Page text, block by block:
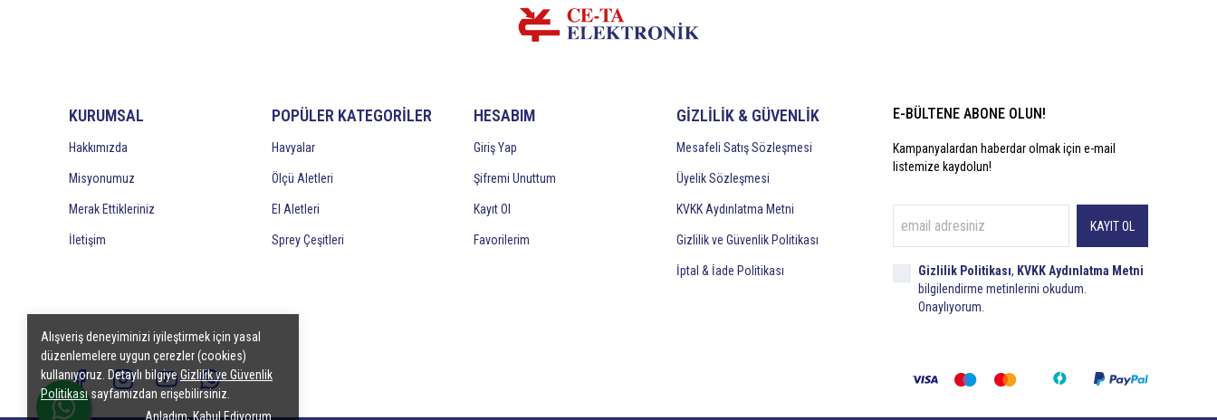
Alışveriş deneyiminizi iyileştirmek için yasal
düzenlemelere uygun çerezler (cookies)
kullanıyoruz. Detaylı bilgiyeGizlilik ve Güvenlik
Politikasısayfamızdan erişebilirsiniz.
Anladım, Kabul Ediyorum.
KURUMSAL
Hakkımızda
Misyonumuz
Merak Ettikleriniz
İletişim
POPÜLER KATEGORİLER
Havyalar
Ölçü Aletleri
El Aletleri
Sprey Çeşitleri
HESABIM
Giriş Yap
Şifremi Unuttum
Kayıt Ol
Favorilerim
GİZLİLİK & GÜVENLİK
Mesafeli Satış Sözleşmesi
Üyelik Sözleşmesi
KVKK Aydınlatma Metni
Gizlilik ve Güvenlik Politikası
İptal & İade Politikası
E-BÜLTENE ABONE OLUN!
Kampanyalardan haberdar olmak için e-mail
listemize kaydolun!
KAYIT OL
Gizlilik Politikası, KVKK Aydınlatma Metni
bilgilendirme metinlerini okudum.
Onaylıyorum.